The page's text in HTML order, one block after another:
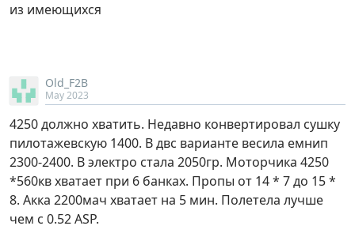
из имеющихся
Old_F2B
May 2023
4250 должно хватить. Недавно конвертировал сушку
пилотажевскую 1400. В двс варианте весила емнип
2300-2400. В электро стала 2050гр. Моторчика 4250
*560кв хватает при 6 банках. Пропы от 14 * 7 до 15 *
8. Акка 2200мач хватает на 5 мин. Полетела лучше
чем с 0.52 ASP.